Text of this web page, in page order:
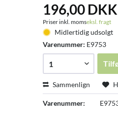
196,00
Priser inkl. momseksl. fragt
Midlertidig udsolgt
Varenummer: E9753
Sammenlign
Varenummer: